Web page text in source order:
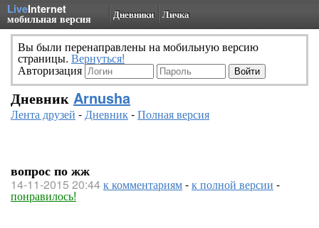
LiveInternet
мобильная версия Дневники Личка
Вы были перенаправлены на мобильную версию
страницы. Вернуться!
Авторизация
Дневник Arnusha
Лента друзей -Дневник-Полная версия
вопрос по жж
14-11-2015 20:44к комментариям-к полной версии -
понравилось!